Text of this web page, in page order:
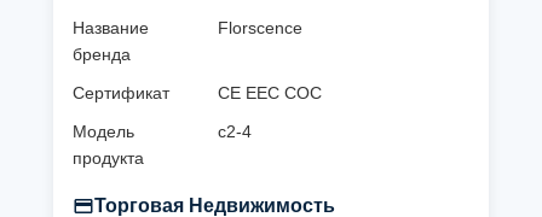
Название
бренда
Florscence
Сертификат
CE EEC COC
Модель
продукта
с2-4
Торговая Недвижимость